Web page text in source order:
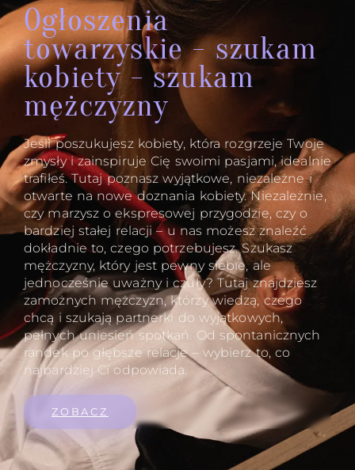
Ogłoszenia
towarzyskie - szukam
kobiety - szukam
mężczyzny
Jeśli poszukujesz kobiety, która rozgrzeje Twoje
zmysły i zainspiruje Cię swoimi pasjami, idealnie
trafiłeś. Tutaj poznasz wyjątkowe, niezależne i
otwarte na nowe doznania kobiety. Niezależnie,
czy marzysz o ekspresowej przygodzie, czy o
bardziej stałej relacji – u nas możesz znaleźć
dokładnie to, czego potrzebujesz. Szukasz
mężczyzny, który jest pewny siebie, ale
jednocześnie uważny i czuły? Tutaj znajdziesz
zamożnych mężczyzn, którzy wiedzą, czego
chcą i szukają partnerki do wyjątkowych,
pełnych uniesień spotkań. Od spontanicznych
randek po głębsze relacje – wybierz to, co
najbardziej Ci odpowiada.
ZOBACZ